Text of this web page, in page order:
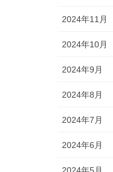
2024年11月
2024年10月
2024年9月
2024年8月
2024年7月
2024年6月